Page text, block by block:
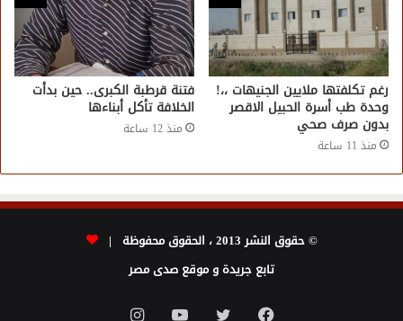
رغم تكلفتها ملايين الجنيهات ،،!
وحدة طب أسرة الحبيل الاقصر
بدون صرف صحي
منذ 11 ساعة
فتنة قرطبة الكبرى.. حين بدأت
الخلافة تأكل أبناءها
منذ 12 ساعة
© حقوق النشر 2013 ، الحقوق محفوظة |
تابع جريدة و موقع صدى مصر
فيسبوك تويتر يوتيوبانستقرام